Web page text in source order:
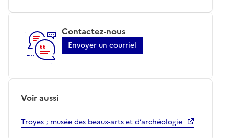
Contactez-nous
Envoyer un courriel
Voir aussi
Troyes ; musée des beaux-arts et d’archéologie